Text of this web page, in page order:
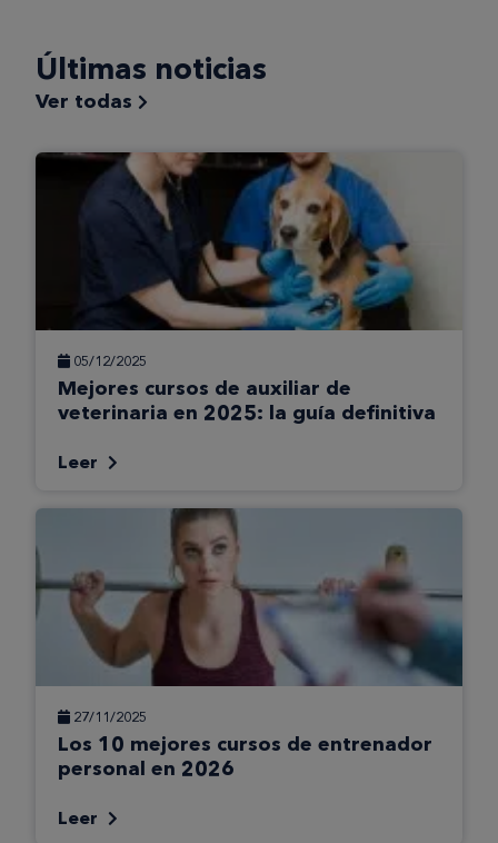
Últimas noticias
Ver todas
05/12/2025
Mejores cursos de auxiliar de
veterinaria en 2025: la guía definitiva
Leer
27/11/2025
Los 10 mejores cursos de entrenador
personal en 2026
Leer